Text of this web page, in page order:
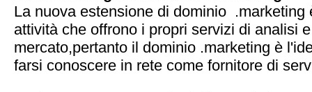
La nuova estensione di dominio .marketing
attività che offrono i propri servizi di analisi
mercato,pertanto il dominio .marketing è
farsi conoscere in rete come fornitore di